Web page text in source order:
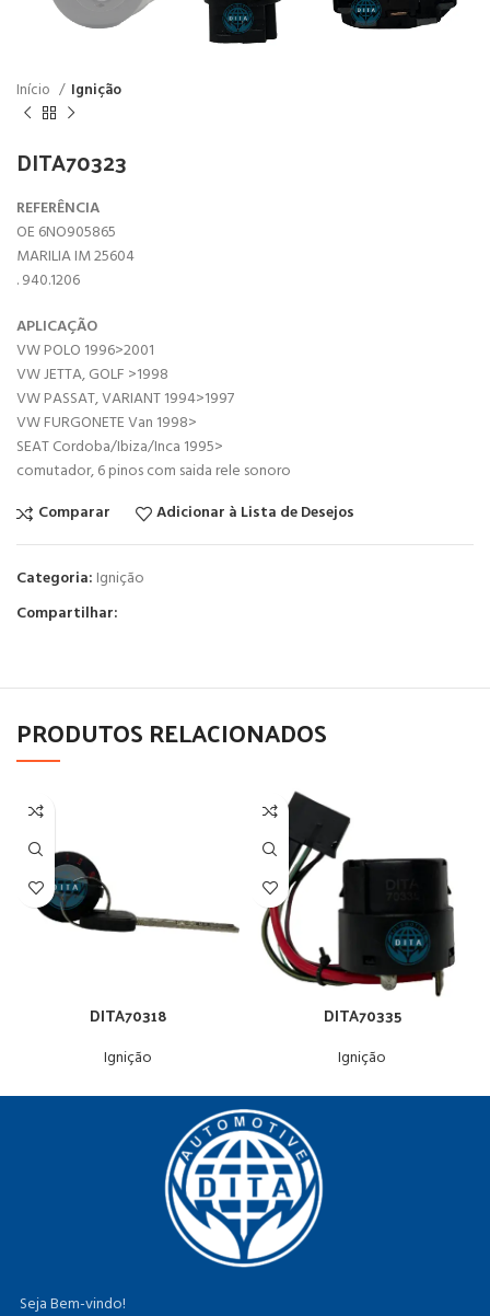
Início Ignição
DITA70323
REFERÊNCIA
OE 6NO905865
MARILIA IM 25604
. 940.1206
APLICAÇÃO
VW POLO 1996>2001
VW JETTA, GOLF >1998
VW PASSAT, VARIANT 1994>1997
VW FURGONETE Van 1998>
SEAT Cordoba/Ibiza/Inca 1995>
comutador, 6 pinos com saida rele sonoro
Comparar
Adicionar à Lista de Desejos
Categoria: Ignição
Compartilhar:
PRODUTOS RELACIONADOS
DITA70318
Ignição
DITA70335
Ignição
Seja Bem-vindo!